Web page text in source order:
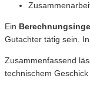
Ein
Gutachter tätig sein.
Zusammenfassend
technischem